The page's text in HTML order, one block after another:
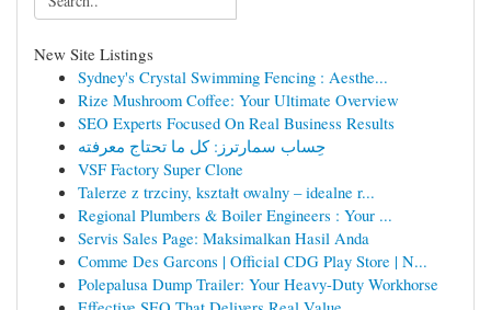
New Site Listings
Sydney's Crystal Swimming Fencing : Aesthe...
Rize Mushroom Coffee: Your Ultimate Overview
SEO Experts Focused On Real Business Results
حِساب سمارترز: كل ما تحتاج معرفته
VSF Factory Super Clone
Talerze z trzciny, kształt owalny – idealne r...
Regional Plumbers & Boiler Engineers : Your ...
Servis Sales Page: Maksimalkan Hasil Anda
Comme Des Garcons | Official CDG Play Store | N...
Polepalusa Dump Trailer: Your Heavy-Duty Workhorse